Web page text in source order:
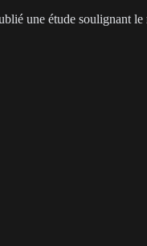
une étude soulignant